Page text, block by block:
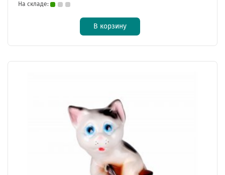
На складе:
В корзину